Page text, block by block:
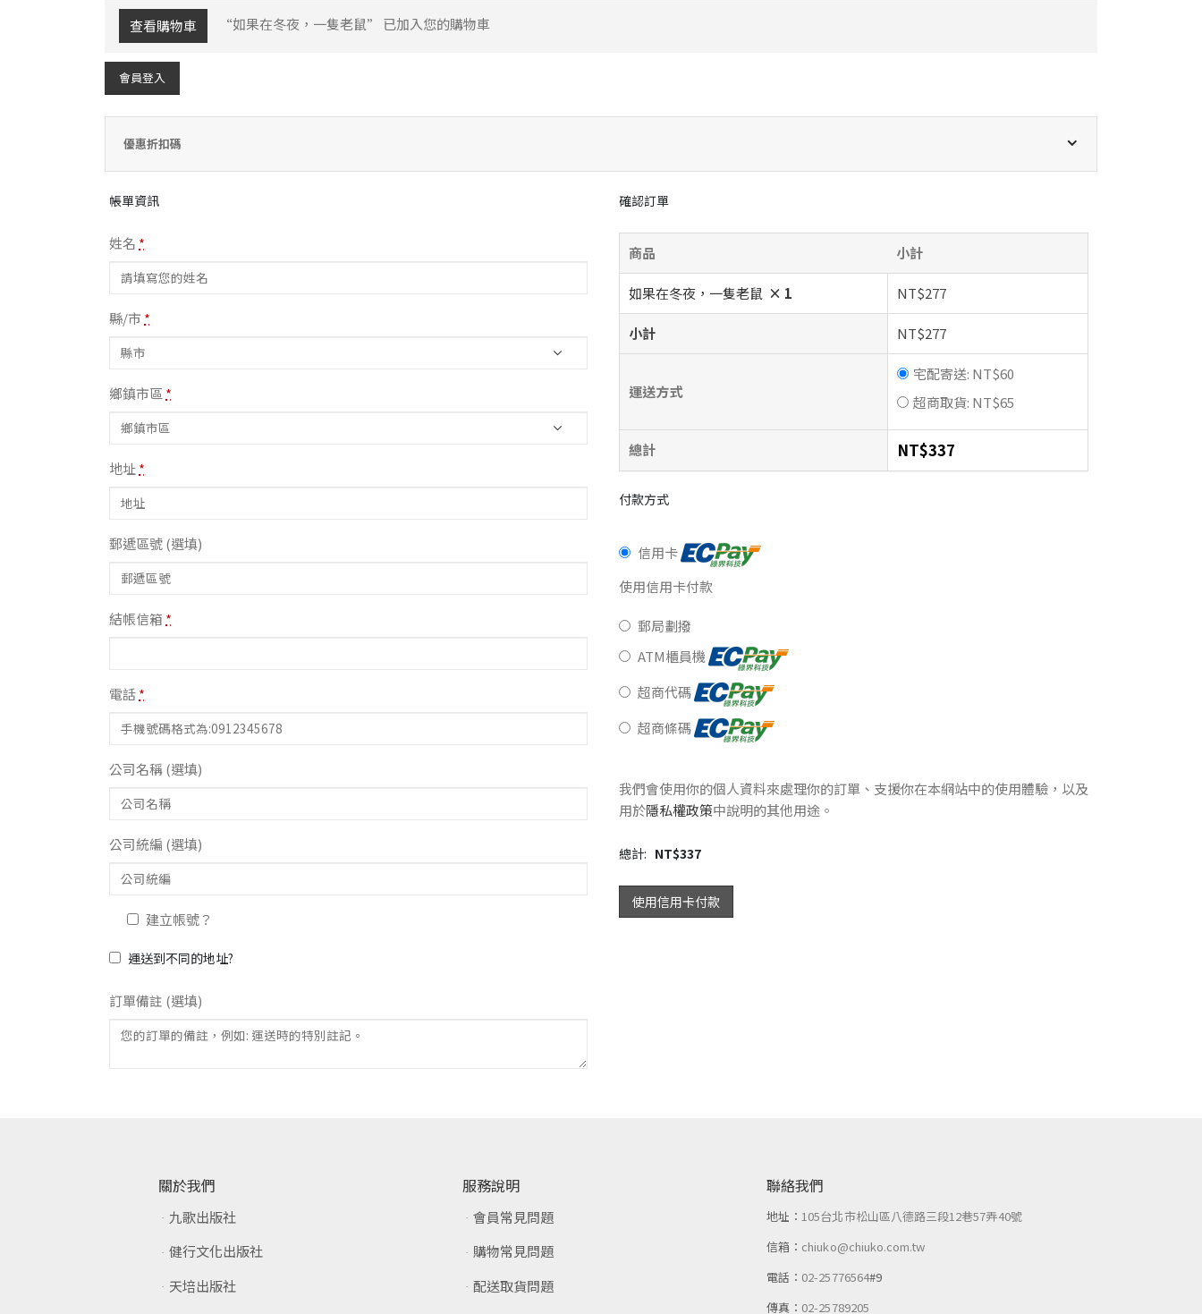
查看購物車 “如果在冬夜，一隻老鼠” 已加入您的購物車
會員登入
優惠折扣碼
帳單資訊
姓名 *
縣/市*
鄉鎮市區 *
地址*
郵遞區號(選填)
結帳信箱 *
電話*
公司名稱(選填)
公司統編 (選填)
建立帳號？
運送到不同的地址?
訂單備註 (選填)
確認訂單
商品 小計
如果在冬夜，一隻老鼠 × 1 NT$277
小計 NT$277
運送方式
宅配寄送: NT$60
超商取貨: NT$65
總計 NT$337
付款方式
信用卡
使用信用卡付款
郵局劃撥
ATM櫃員機
超商代碼
超商條碼
我們會使用你的個人資料來處理你的訂單、支援你在本網站中的使用體驗，以及
用於隱私權政策中說明的其他用途。
總計: NT$337
使用信用卡付款
關於我們
九歌出版社
健行文化出版社
天培出版社
服務說明
會員常見問題
購物常見問題
配送取貨問題
聯絡我們
地址： 105台北市松山區八德路三段12巷57弄40號
信箱： chiuko@chiuko.com.tw
電話： 02-25776564#9
傳真： 02-25789205